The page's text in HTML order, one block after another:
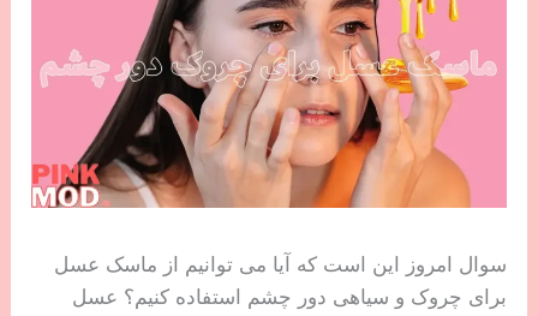
سوال امروز این است که آیا می توانیم از ماسک عسل
برای چروک و سیاهی دور چشم استفاده کنیم؟ عسل